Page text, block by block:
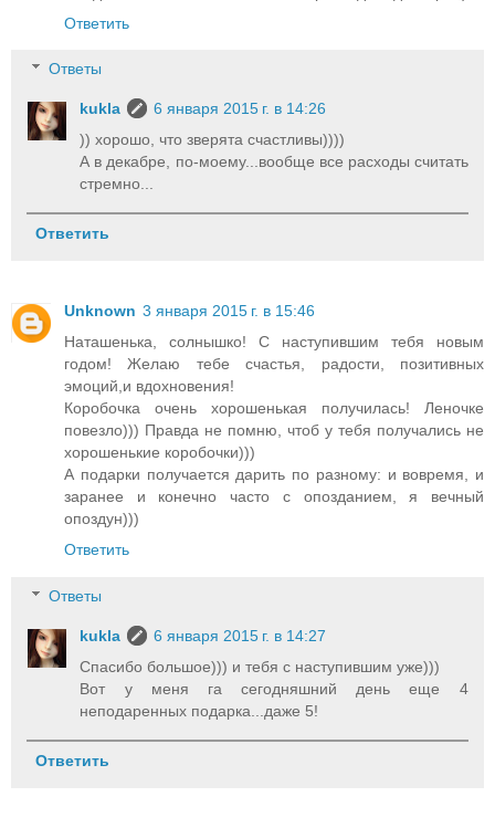
Ответить
Ответы
kukla
6 января 2015 г. в 14:26
)) хорошо, что зверята счастливы))))
А в декабре, по-моему...вообще все расходы считать
стремно...
Ответить
Unknown 3 января 2015 г. в 15:46
Наташенька, солнышко! С наступившим тебя новым
годом! Желаю тебе счастья, радости, позитивных
эмоций,и вдохновения!
Коробочка очень хорошенькая получилась! Леночке
повезло))) Правда не помню, чтоб у тебя получались не
хорошенькие коробочки)))
А подарки получается дарить по разному: и вовремя, и
заранее и конечно часто с опозданием, я вечный
опоздун)))
Ответить
Ответы
kukla
6 января 2015 г. в 14:27
Спасибо большое))) и тебя с наступившим уже)))
Вот у меня га сегодняшний день еще 4
неподаренных подарка...даже 5!
Ответить